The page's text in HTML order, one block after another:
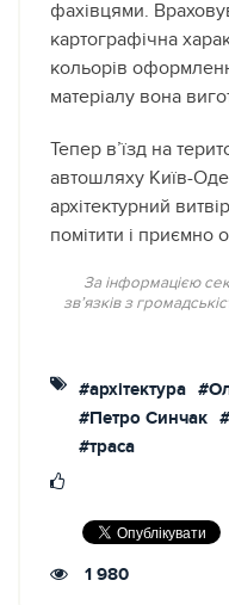
фахівцями.
картографічна
кольорів
матеріалу вона
Тепер в’їзд на
автошляху Київ-
архітектурний
помітити і приємно
За інформацією
зв’язків з
#архітектура
#Петро Синчак
#траса
1 980